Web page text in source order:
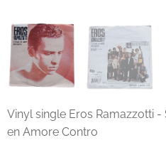
Vinyl single Eros Ramazzotti -
en Amore Contro